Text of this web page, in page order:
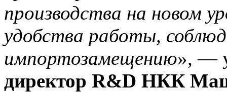
производства на новом
удобства работы,
импортозамещению», —
директор R&D НКК